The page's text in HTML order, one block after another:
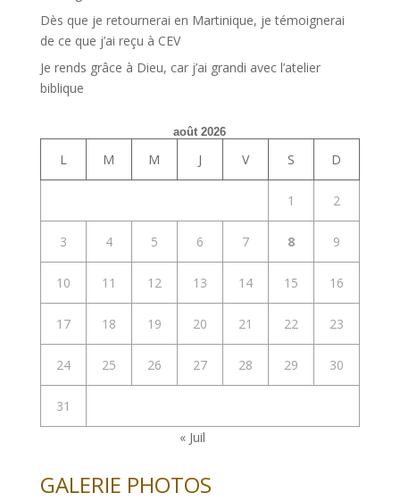
Dès que je retournerai en Martinique, je témoignerai
de ce que j’ai reçu à CEV
Je rends grâce à Dieu, car j’ai grandi avec l’atelier
biblique
août 2026
L M M J V S D
1 2
3 4 5 6 7 8 9
10 11 12 13 14 15 16
17 18 19 20 21 22 23
24 25 26 27 28 29 30
31
« Juil
GALERIE PHOTOS